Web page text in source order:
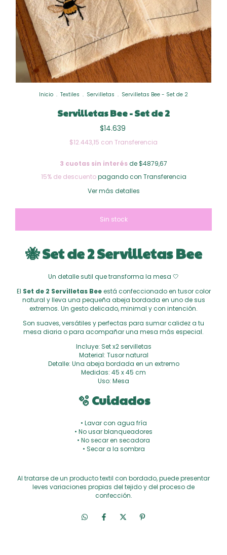
Inicio . Textiles . Servilletas . Servilletas Bee - Set de 2
Servilletas Bee - Set de 2
$14.639
$12.443,15 con Transferencia
3 cuotas sin interésde $4879,67
15% de descuentopagando con Transferencia
Ver más detalles
🐝 Set de 2 Servilletas Bee
Un detalle sutil que transforma la mesa 🤍
El Set de 2 Servilletas Beeestá confeccionado en tusor color
natural y lleva una pequeña abeja bordada en uno de sus
extremos. Un gesto delicado, minimal y con intención.
Son suaves, versátiles y perfectas para sumar calidez a tu
mesa diaria o para acompañar una mesa más especial.
Incluye: Set x2 servilletas
Material: Tusor natural
Detalle: Una abeja bordada en un extremo
Medidas: 45 x 45 cm
Uso: Mesa
🫧 Cuidados
• Lavar con agua fría
• No usar blanqueadores
• No secar en secadora
• Secar a la sombra
Al tratarse de un producto textil con bordado, puede presentar
leves variaciones propias del tejido y del proceso de
confección.